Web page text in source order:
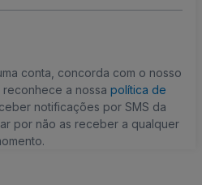
conta, concorda com o nosso
a nossa política de
notificações por SMS da
por não as receber a qualquer